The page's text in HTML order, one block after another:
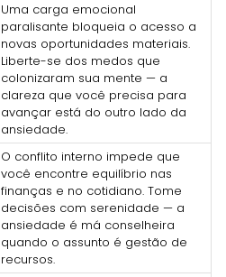
Uma carga emocional
paralisante bloqueia o acesso a
novas oportunidades materiais.
Liberte-se dos medos que
colonizaram sua mente — a
clareza que você precisa para
avançar está do outro lado da
ansiedade.
O conflito interno impede que
você encontre equilíbrio nas
finanças e no cotidiano. Tome
decisões com serenidade — a
ansiedade é má conselheira
quando o assunto é gestão de
recursos.